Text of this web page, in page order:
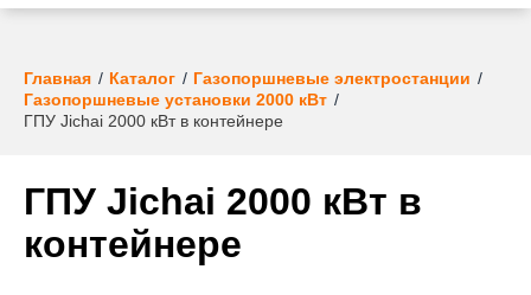
О компании
Клиентам
Сервис
Судовое ЭО
Главная Каталог
Газопоршневые электростанции
Газопоршневые установки 2000 кВт
ГПУ Jichai 2000 кВт в контейнере
ГПУ Jichai 2000 кВт в
контейнере